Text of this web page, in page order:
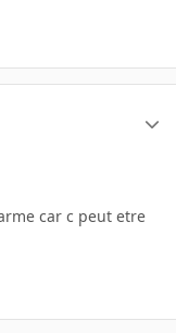
car c peut etre